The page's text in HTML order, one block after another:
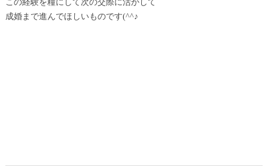
この経験を糧にして次の交際に活かして
成婚まで進んでほしいものです(^^♪